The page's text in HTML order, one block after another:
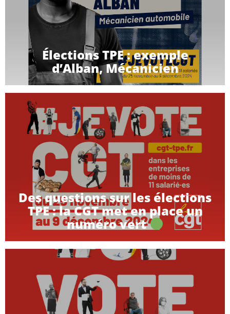
Élections TPE : exemple
d’Alban, Mécanicien
Des questions sur les élections
TPE : la CGT met en place un
numéro vert